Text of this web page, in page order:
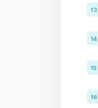
13
14
15
16